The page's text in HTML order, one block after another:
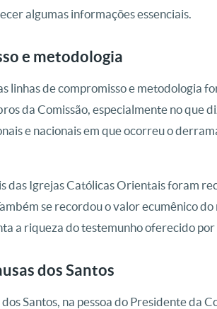
algumas informações essenciais.
e metodologia
linhas de compromisso e metodologia
da Comissão, especialmente no que
e nacionais em que ocorreu o
das Igrejas Católicas Orientais foram
se recordou o valor ecumênico
a riqueza do testemunho oferecido
dos Santos
Santos, na pessoa do Presidente da